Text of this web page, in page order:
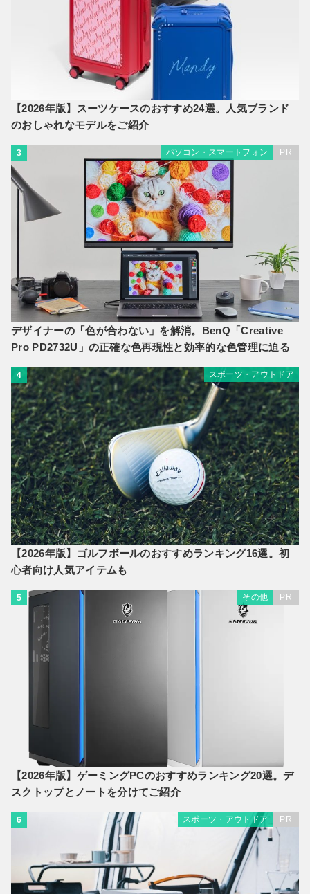
【2026年版】スーツケースのおすすめ24選。人気ブランド
のおしゃれなモデルをご紹介
3 パソコン・スマートフォン PR
デザイナーの「色が合わない」を解消。BenQ「Creative
Pro PD2732U」の正確な色再現性と効率的な色管理に迫る
4 スポーツ・アウトドア
【2026年版】ゴルフボールのおすすめランキング16選。初
心者向け人気アイテムも
5 その他 PR
【2026年版】ゲーミングPCのおすすめランキング20選。デ
スクトップとノートを分けてご紹介
6 スポーツ・アウトドア PR